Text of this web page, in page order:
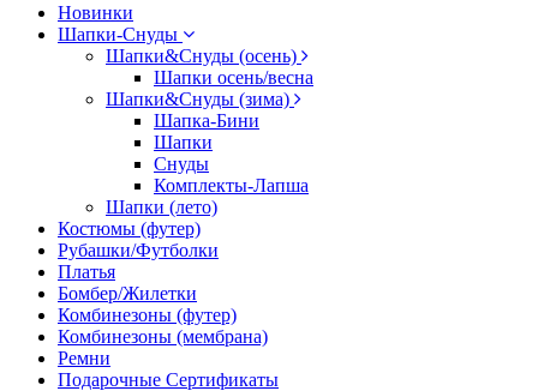
Новинки
Шапки-Снуды
Шапки&Cнуды (осень)
Шапки осень/весна
Шапки&Cнуды (зима)
Шапка-Бини
Шапки
Снуды
Комплекты-Лапша
Шапки (лето)
Костюмы (футер)
Рубашки/Футболки
Платья
Бомбер/Жилетки
Комбинезоны (футер)
Комбинезоны (мембрана)
Ремни
Подарочные Сертификаты